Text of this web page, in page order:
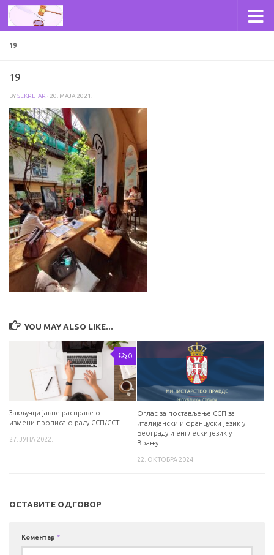
Skip to content
19
19
BYSEKRETAR · 20. МАЈА 2021.
YOU MAY ALSO LIKE...
0
Закључци јавне расправе о
измени прописа о раду ССП/ССТ
27. ЈУНА 2022.
Оглас за постављење ССП за
италијански и француски језик у
Београду и енглески језик у
Врању
22. ОКТОБРА 2024.
ОСТАВИТЕ ОДГОВОР
Коментар *